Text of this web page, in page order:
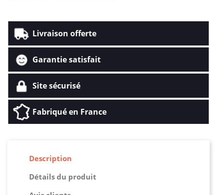
Livraison offerte
Garantie satisfait
Site sécurisé
Fabriqué en France
Description
Détails du produit